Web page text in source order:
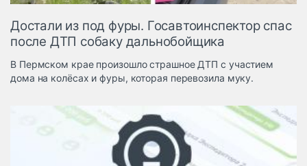
страхование
Таможня и ВЭД
грузовые
терминалы
Спецтехника
Достали из под фуры. Госавтоинспектор спас
после ДТП собаку дальнобойщика
В Пермском крае произошло страшное ДТП с участием
дома на колёсах и фуры, которая перевозила муку.